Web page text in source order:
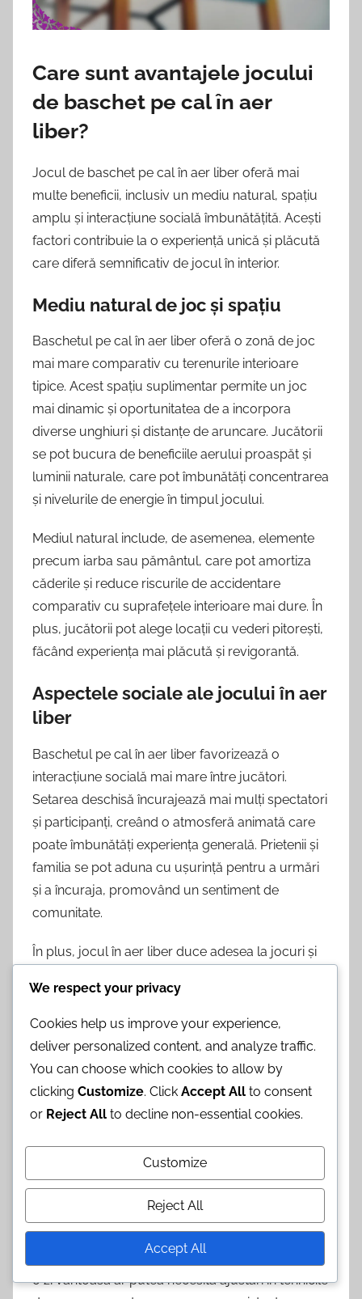
Care sunt avantajele jocului
de baschet pe cal în aer
liber?
Jocul de baschet pe cal în aer liber oferă mai
multe beneficii, inclusiv un mediu natural, spațiu
amplu și interacțiune socială îmbunătățită. Acești
factori contribuie la o experiență unică și plăcută
care diferă semnificativ de jocul în interior.
Mediu natural de joc și spațiu
Baschetul pe cal în aer liber oferă o zonă de joc
mai mare comparativ cu terenurile interioare
tipice. Acest spațiu suplimentar permite un joc
mai dinamic și oportunitatea de a incorpora
diverse unghiuri și distanțe de aruncare. Jucătorii
se pot bucura de beneficiile aerului proaspăt și
luminii naturale, care pot îmbunătăți concentrarea
și nivelurile de energie în timpul jocului.
Mediul natural include, de asemenea, elemente
precum iarba sau pământul, care pot amortiza
căderile și reduce riscurile de accidentare
comparativ cu suprafețele interioare mai dure. În
plus, jucătorii pot alege locații cu vederi pitorești,
făcând experiența mai plăcută și revigorantă.
Aspectele sociale ale jocului în aer
liber
Baschetul pe cal în aer liber favorizează o
interacțiune socială mai mare între jucători.
Setarea deschisă încurajează mai mulți spectatori
și participanți, creând o atmosferă animată care
poate îmbunătăți experiența generală. Prietenii și
familia se pot aduna cu ușurință pentru a urmări
și a încuraja, promovând un sentiment de
comunitate.
În plus, jocul în aer liber duce adesea la jocuri și
întâlnească oameni noi și să formeze conexiuni.
Acest aspect social poate face jocul mai plăcut și
memorabil, deoarece experiențele comune
contribuie la prietenii durabile.
Variabilitate în joc din cauza
în aer liber introduce elemente
unice de joc care pot afecta performanța. Factori
precum vântul, lumina soarelui și suprafețele
denivelate pot provoca provocări pentru jucători
și necesită adaptarea strategiilor lor. De exemplu,
o zi vântoasă ar putea necesita ajustări în tehnicile
We respect your privacy
Cookies help us improve your experience,
deliver personalized content, and analyze traffic.
You can choose which cookies to allow by
clicking Customize. Click Accept All to consent
or Reject All to decline non-essential cookies.
Customize
Reject All
Accept All